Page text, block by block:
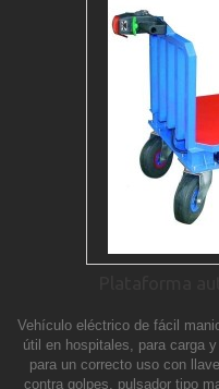
Vehículo eléctrico de fácil
útil en hospitales, para carga
para un correcto uso con
contra golpes, pulsador tipo